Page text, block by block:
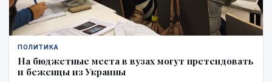
ПОЛИТИКА
На бюджетные места в вузах могут претендовать
и беженцы из Украины